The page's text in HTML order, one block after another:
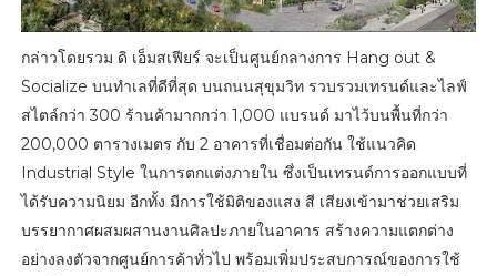
กล่าวโดยรวม ดิ เอ็มสเฟียร์ จะเป็นศูนย์กลางการ Hang out &
Socialize บนทำเลที่ดีที่สุด บนถนนสุขุมวิท รวบรวมเทรนด์และไลฟ์
สไตล์กว่า 300 ร้านค้ามากกว่า 1,000 แบรนด์ มาไว้บนพื้นที่กว่า
200,000 ตารางเมตร กับ 2 อาคารที่เชื่อมต่อกัน ใช้แนวคิด
Industrial Style ในการตกแต่งภายใน ซึ่งเป็นเทรนด์การออกแบบที่
ได้รับความนิยม อีกทั้ง มีการใช้มิติของแสง สี เสียงเข้ามาช่วยเสริม
บรรยากาศผสมผสานงานศิลปะภายในอาคาร สร้างความแตกต่าง
อย่างลงตัวจากศูนย์การค้าทั่วไป พร้อมเพิ่มประสบการณ์ของการใช้